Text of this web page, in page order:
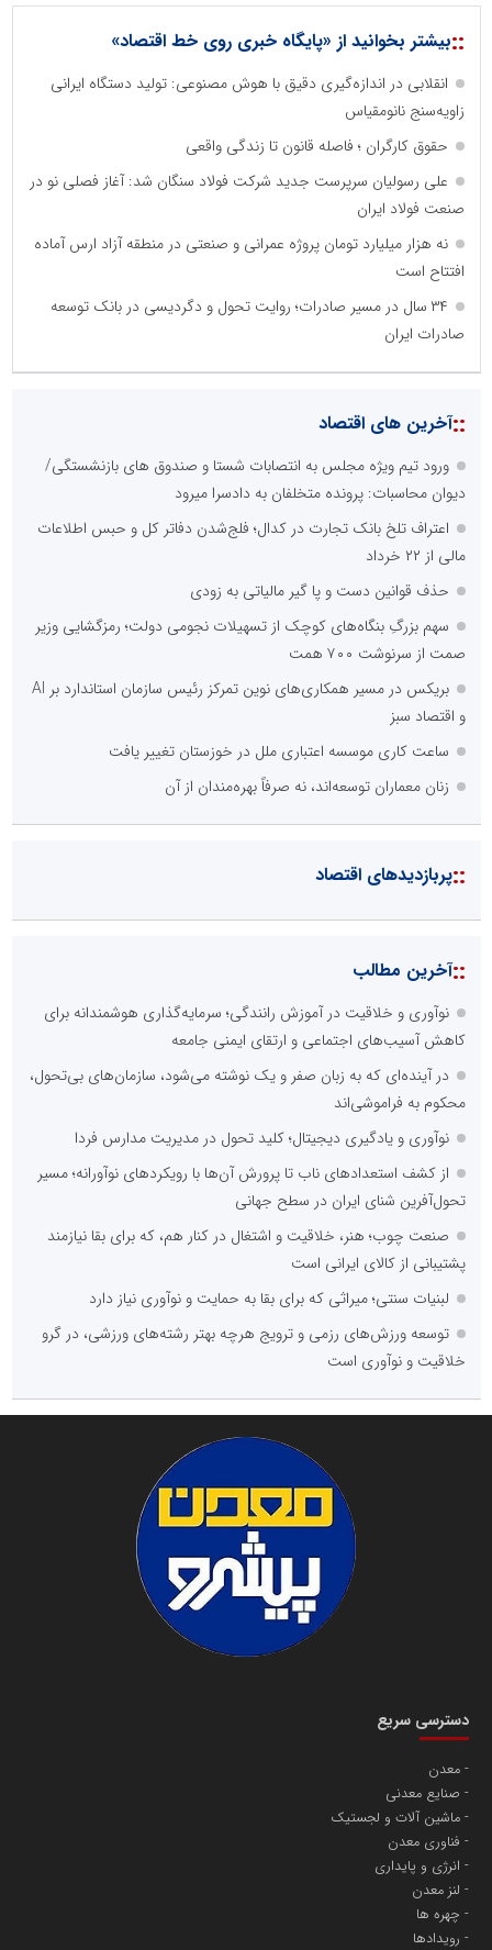
::بیشتر بخوانید از «پایگاه خبری روی خط اقتصاد»
انقلابی در اندازه‌گیری دقیق با هوش مصنوعی: تولید دستگاه ایرانی
زاویه‌سنج نانومقیاس
حقوق کارگران ؛ فاصله قانون تا زندگی واقعی
علی رسولیان سرپرست جدید شرکت فولاد سنگان شد: آغاز فصلی نو در
صنعت فولاد ایران
نه هزار میلیارد تومان پروژه عمرانی و صنعتی در منطقه آزاد ارس آماده
افتتاح است
۳۴ سال در مسیر صادرات؛ روایت تحول و دگردیسی در بانک توسعه
صادرات ایران
::آخرین های اقتصاد
ورود تیم ویژه مجلس به انتصابات شستا و صندوق های بازنشستگی/
دیوان محاسبات: پرونده متخلفان به دادسرا میرود
اعتراف تلخ بانک تجارت در کدال؛ فلج‌شدن دفاتر کل و حبس اطلاعات
مالی از ۲۲ خرداد
حذف قوانین دست و پا گیر مالیاتی به زودی
سهم بزرگِ بنگاه‌های کوچک از تسهیلات نجومی دولت؛ رمزگشایی وزیر
صمت از سرنوشت ۷۰۰ همت
بریکس در مسیر همکاری‌های نوین تمرکز رئیس سازمان استاندارد بر AI
و اقتصاد سبز
ساعت کاری موسسه اعتباری ملل در خوزستان تغییر یافت
زنان معماران توسعه‌اند، نه صرفاً بهره‌مندان از آن
::پربازدیدهای اقتصاد
::آخرین مطالب
نوآوری و خلاقیت در آموزش رانندگی؛ سرمایه‌گذاری هوشمندانه برای
کاهش آسیب‌های اجتماعی و ارتقای ایمنی جامعه
در آینده‌ای که به زبان صفر و یک نوشته می‌شود، سازمان‌های بی‌تحول،
محکوم به فراموشی‌اند
نوآوری و یادگیری دیجیتال؛ کلید تحول در مدیریت مدارس فردا
از کشف استعدادهای ناب تا پرورش آن‌ها با رویکردهای نوآورانه؛ مسیر
تحول‌آفرین شنای ایران در سطح جهانی
صنعت چوب؛ هنر، خلاقیت و اشتغال در کنار هم، که برای بقا نیازمند
پشتیبانی از کالای ایرانی است
لبنیات سنتی؛ میراثی که برای بقا به حمایت و نوآوری نیاز دارد
توسعه ورزش‌های رزمی و ترویج هرچه بهتر رشته‌های ورزشی، در گرو
خلاقیت و نوآوری است
دسترسی سریع
معدن
صنایع معدنی
ماشین آلات و لجستیک
فناوری معدن
انرژی و پایداری
لنز معدن
چهره ها
رویدادها